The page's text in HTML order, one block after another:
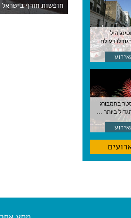
היל
תהלוכות ותחפושות. לונדון
בהמבורג
סוף אוגוסט, גרמניה
חופשות חורף בישראל